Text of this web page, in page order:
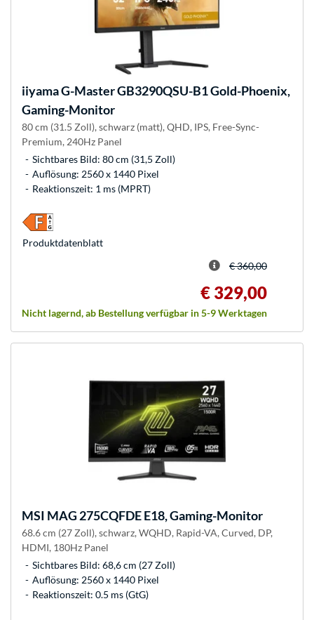
iiyamaG-Master GB3290QSU-B1 Gold-Phoenix,
Gaming-Monitor
80 cm (31.5 Zoll), schwarz (matt), QHD, IPS, Free-Sync-
Premium, 240Hz Panel
Sichtbares Bild: 80 cm (31,5 Zoll)
Auflösung: 2560 x 1440 Pixel
Reaktionszeit: 1 ms (MPRT)
€ 360,00
€ 329,00
Nicht lagernd, ab Bestellung verfügbar in 5-9 Werktagen
Produkt­datenblatt
MSI MAG 275CQFDE E18, Gaming-Monitor
68.6 cm (27 Zoll), schwarz, WQHD, Rapid-VA, Curved, DP,
HDMI, 180Hz Panel
Sichtbares Bild: 68,6 cm (27 Zoll)
Auflösung: 2560 x 1440 Pixel
Reaktionszeit: 0.5 ms (GtG)